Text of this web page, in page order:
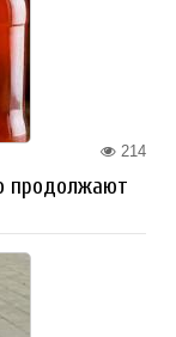
214
продолжают